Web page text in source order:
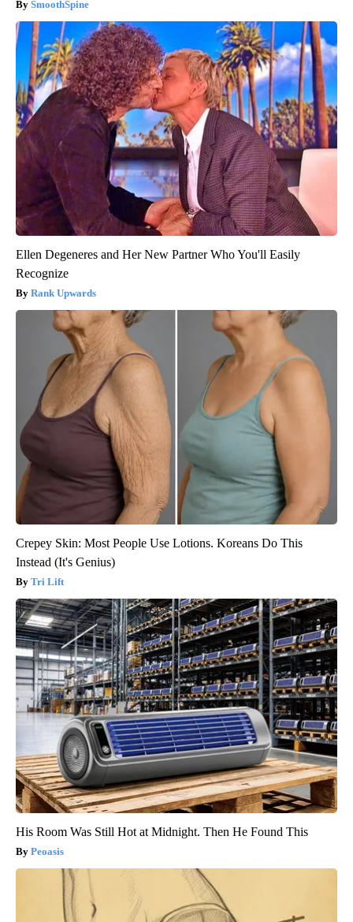
SmoothSpine
Ellen Degeneres and Her New Partner Who You'll Easily
Recognize
Rank Upwards
Crepey Skin: Most People Use Lotions. Koreans Do This
Instead (It's Genius)
Tri Lift
His Room Was Still Hot at Midnight. Then He Found This
Peoasis